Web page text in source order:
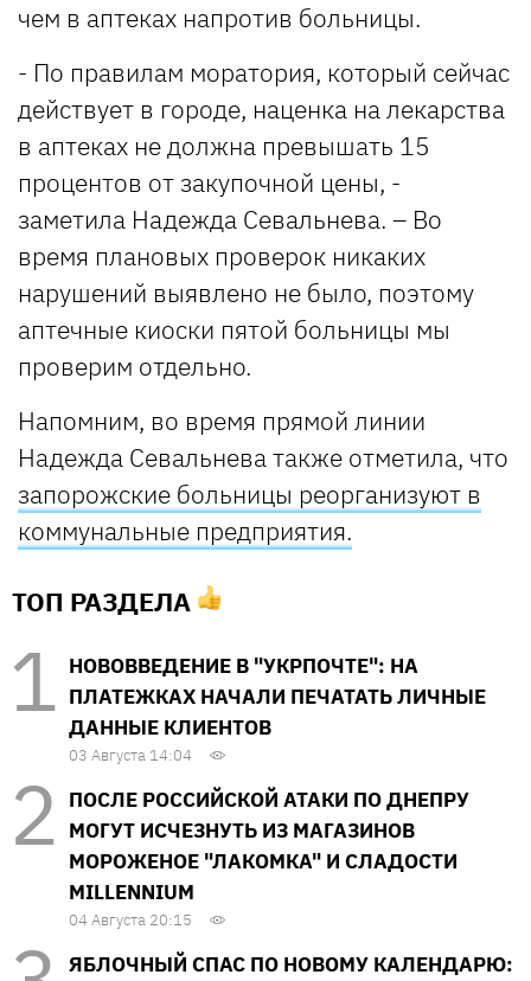
чем в аптеках напротив больницы.
- По правилам моратория, который сейчас
действует в городе, наценка на лекарства
в аптеках не должна превышать 15
процентов от закупочной цены, -
заметила Надежда Севальнева. – Во
время плановых проверок никаких
нарушений выявлено не было, поэтому
аптечные киоски пятой больницы мы
проверим отдельно.
Напомним, во время прямой линии
Надежда Севальнева также отметила, что
запорожские больницы реорганизуют в
коммунальные предприятия.
ТОП РАЗДЕЛА
НОВОВВЕДЕНИЕ В "УКРПОЧТЕ": НА
ПЛАТЕЖКАХ НАЧАЛИ ПЕЧАТАТЬ ЛИЧНЫЕ
ДАННЫЕ КЛИЕНТОВ
03 Августа 14:04
ПОСЛЕ РОССИЙСКОЙ АТАКИ ПО ДНЕПРУ
МОГУТ ИСЧЕЗНУТЬ ИЗ МАГАЗИНОВ
МОРОЖЕНОЕ "ЛАКОМКА" И СЛАДОСТИ
MILLENNIUM
04 Августа 20:15
ЯБЛОЧНЫЙ СПАС ПО НОВОМУ КАЛЕНДАРЮ: